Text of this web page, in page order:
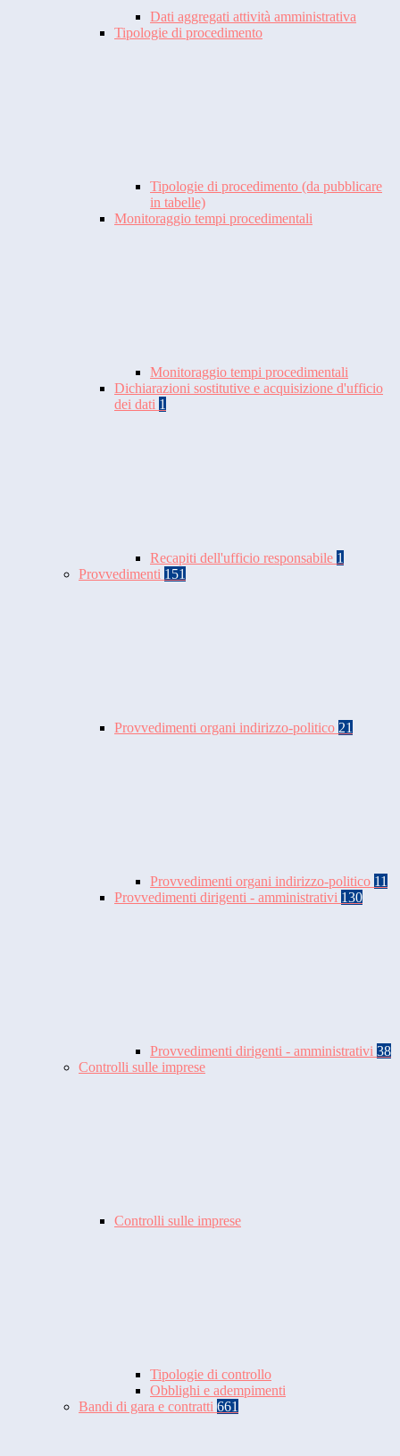
Dati aggregati attività amministrativa
Tipologie di procedimento
Tipologie di procedimento (da pubblicare
in tabelle)
Monitoraggio tempi procedimentali
Monitoraggio tempi procedimentali
Dichiarazioni sostitutive e acquisizione d'ufficio
dei dati 1
Recapiti dell'ufficio responsabile 1
Provvedimenti 151
Provvedimenti organi indirizzo-politico 21
Provvedimenti organi indirizzo-politico 11
Provvedimenti dirigenti - amministrativi 130
Provvedimenti dirigenti - amministrativi 38
Controlli sulle imprese
Controlli sulle imprese
Tipologie di controllo
Obblighi e adempimenti
Bandi di gara e contratti 661